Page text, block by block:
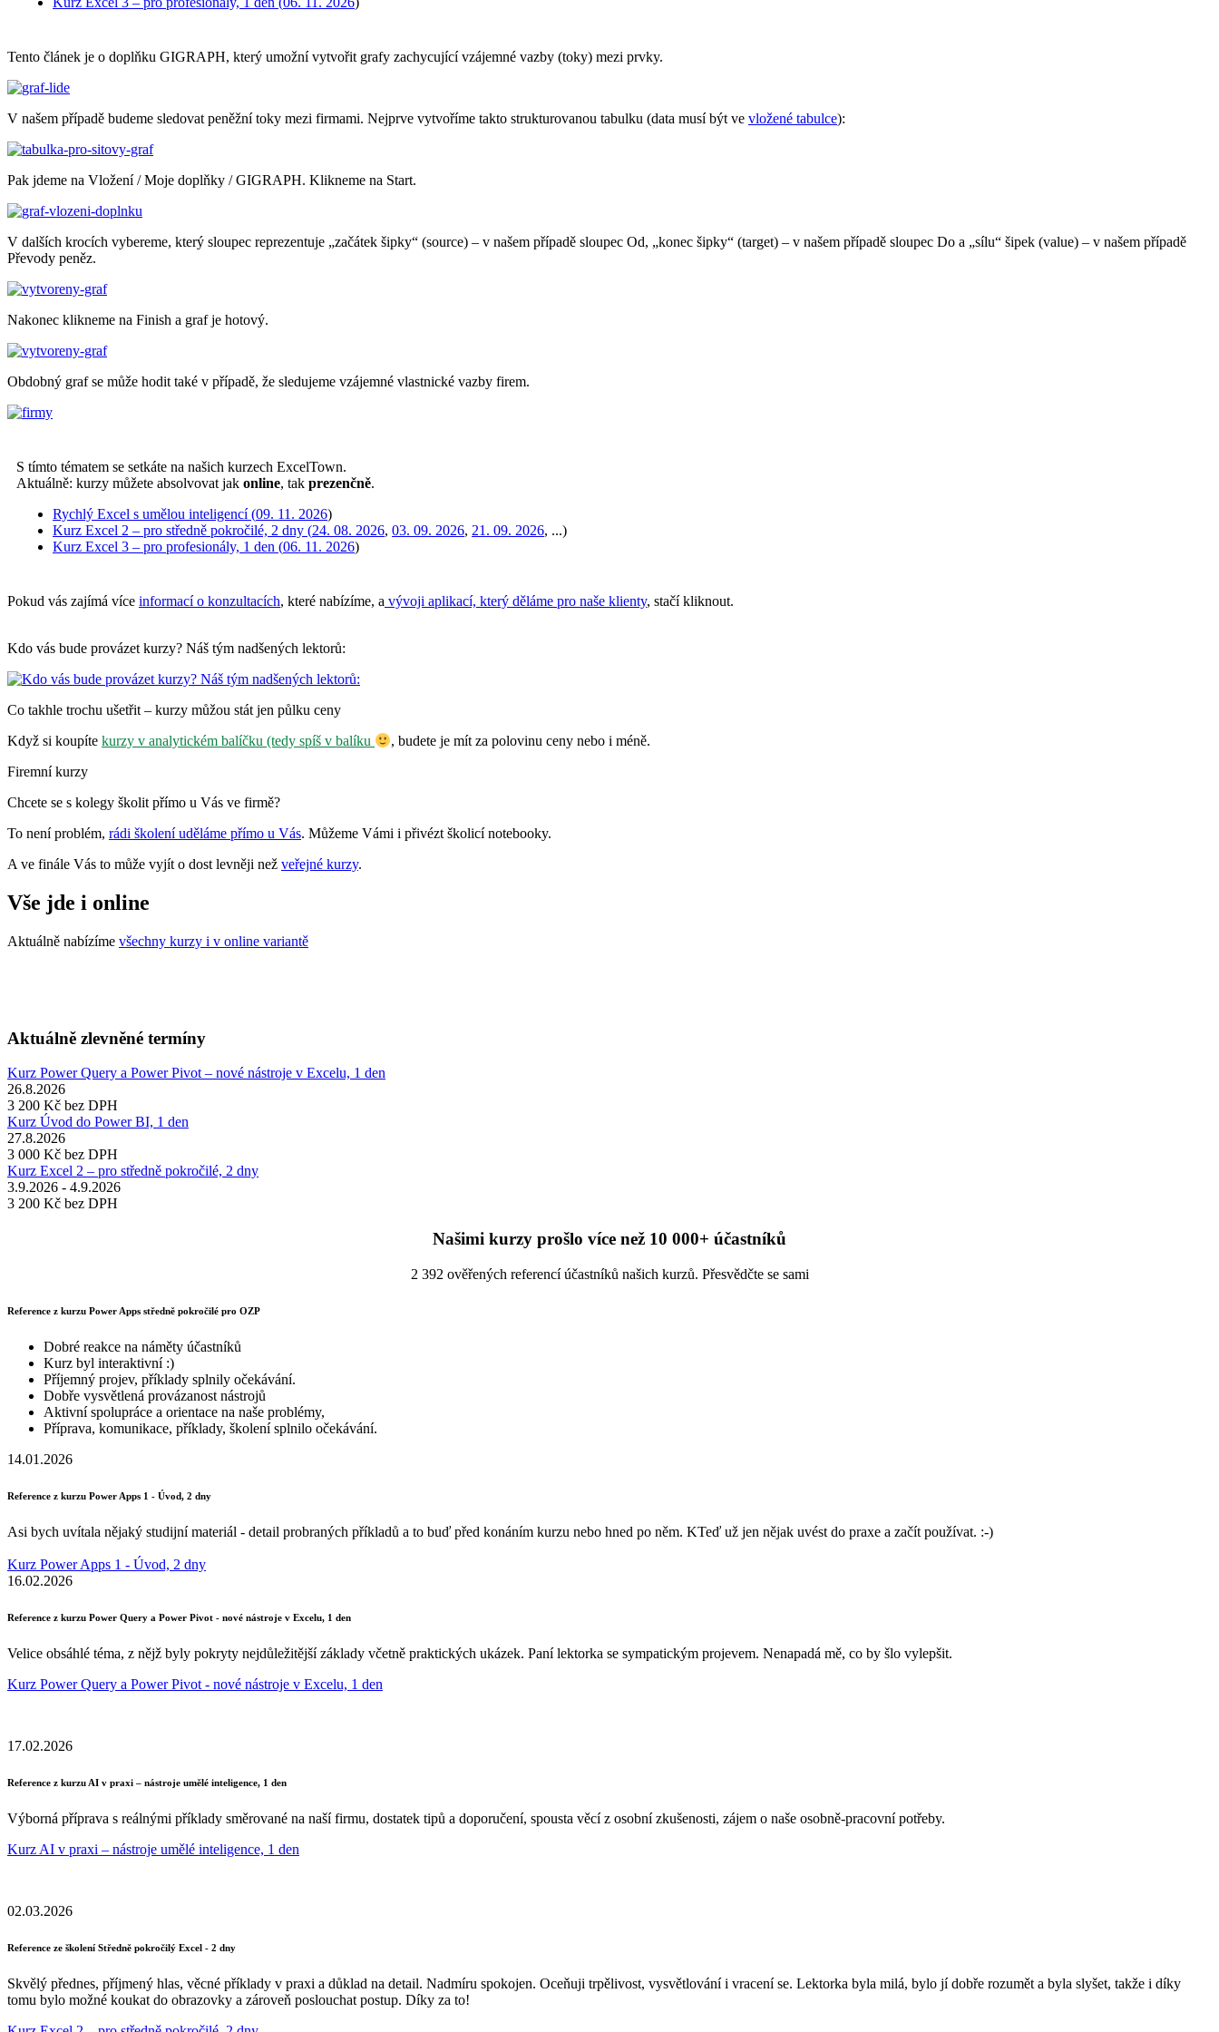
Tento článek je o doplňku GIGRAPH, který umožní vytvořit grafy zachycující vzájemné vazby (toky) mezi prvky.
V našem případě budeme sledovat peněžní toky mezi firmami. Nejprve vytvoříme takto strukturovanou tabulku (data musí být ve vložené tabulce):
Pak jdeme na Vložení / Moje doplňky / GIGRAPH. Klikneme na Start.
V dalších krocích vybereme, který sloupec reprezentuje „začátek šipky“ (source) – v našem případě sloupec Od, „konec šipky“ (target) – v našem případě sloupec Do a „sílu“ šipek (value) – v našem případě
Převody peněz.
Nakonec klikneme na Finish a graf je hotový.
Obdobný graf se může hodit také v případě, že sledujeme vzájemné vlastnické vazby firem.
S tímto tématem se setkáte na našich kurzech ExcelTown.
Aktuálně: kurzy můžete absolvovat jak online, tak prezenčně.
Rychlý Excel s umělou inteligencí (09. 11. 2026)
Kurz Excel 2 – pro středně pokročilé, 2 dny (24. 08. 2026, 03. 09. 2026, 21. 09. 2026, ...)
Kurz Excel 3 – pro profesionály, 1 den (06. 11. 2026)
Pokud vás zajímá více informací o konzultacích, které nabízíme, a vývoji aplikací, který děláme pro naše klienty, stačí kliknout.
Kdo vás bude provázet kurzy? Náš tým nadšených lektorů:
Co takhle trochu ušetřit – kurzy můžou stát jen půlku ceny
Když si koupíte kurzy v analytickém balíčku (tedy spíš v balíku
, budete je mít za polovinu ceny nebo i méně.
Firemní kurzy
Chcete se s kolegy školit přímo u Vás ve firmě?
To není problém, rádi školení uděláme přímo u Vás. Můžeme Vámi i přivézt školicí notebooky.
A ve finále Vás to může vyjít o dost levněji než veřejné kurzy.
Vše jde i online
Aktuálně nabízíme všechny kurzy i v online variantě
Aktuálně zlevněné termíny
Kurz Power Query a Power Pivot – nové nástroje v Excelu, 1 den
26.8.2026
3 200 Kč bez DPH
Kurz Úvod do Power BI, 1 den
27.8.2026
3 000 Kč bez DPH
Kurz Excel 2 – pro středně pokročilé, 2 dny
3.9.2026 - 4.9.2026
3 200 Kč bez DPH
Našimi kurzy prošlo více než 10 000+ účastníků
2 392 ověřených referencí účastníků našich kurzů. Přesvědčte se sami
Reference z kurzu Power Apps středně pokročilé pro OZP
Dobré reakce na náměty účastníků
Kurz byl interaktivní :)
Příjemný projev, příklady splnily očekávání.
Dobře vysvětlená provázanost nástrojů
Aktivní spolupráce a orientace na naše problémy,
Příprava, komunikace, příklady, školení splnilo očekávání.
14.01.2026
Reference z kurzu Power Apps 1 - Úvod, 2 dny
Asi bych uvítala nějaký studijní materiál - detail probraných příkladů a to buď před konáním kurzu nebo hned po něm. KTeď už jen nějak uvést do praxe a začít používat. :-)
Kurz Power Apps 1 - Úvod, 2 dny
16.02.2026
Reference z kurzu Power Query a Power Pivot - nové nástroje v Excelu, 1 den
Velice obsáhlé téma, z nějž byly pokryty nejdůležitější základy včetně praktických ukázek. Paní lektorka se sympatickým projevem. Nenapadá mě, co by šlo vylepšit.
Kurz Power Query a Power Pivot - nové nástroje v Excelu, 1 den
17.02.2026
Reference z kurzu AI v praxi – nástroje umělé inteligence, 1 den
Výborná příprava s reálnými příklady směrované na naší firmu, dostatek tipů a doporučení, spousta věcí z osobní zkušenosti, zájem o naše osobně-pracovní potřeby.
Kurz AI v praxi – nástroje umělé inteligence, 1 den
02.03.2026
Reference ze školení Středně pokročilý Excel - 2 dny
Skvělý přednes, příjmený hlas, věcné příklady v praxi a důklad na detail. Nadmíru spokojen. Oceňuji trpělivost, vysvětlování i vracení se. Lektorka byla milá, bylo jí dobře rozumět a byla slyšet, takže i díky
tomu bylo možné koukat do obrazovky a zároveň poslouchat postup. Díky za to!